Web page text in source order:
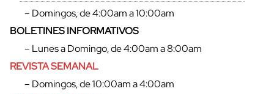
– Domingos, de 4:00am a 10:00am
BOLETINES INFORMATIVOS
– Lunes a Domingo, de 4:00am a 8:00am
REVISTA SEMANAL
– Domingos, de 10:00am a 4:00am